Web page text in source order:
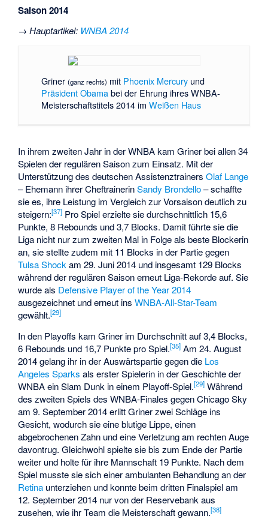
Saison 2014
→Hauptartikel: WNBA 2014
Griner (ganz rechts) mit Phoenix Mercuryund
Präsident Obamabei der Ehrung ihres WNBA-
Meisterschaftstitels 2014 im Weißen Haus
In ihrem zweiten Jahr in der WNBA kam Griner bei allen 34
Spielen der regulären Saison zum Einsatz. Mit der
Unterstützung des deutschen AssistenztrainersOlaf Lange
– Ehemann ihrer CheftrainerinSandy Brondello– schaffte
sie es, ihre Leistung im Vergleich zur Vorsaison deutlich zu
steigern:[37] Pro Spiel erzielte sie durchschnittlich 15,6
Punkte, 8 Rebounds und 3,7 Blocks. Damit führte sie die
Liga nicht nur zum zweiten Mal in Folge als beste Blockerin
an, sie stellte zudem mit 11 Blocks in der Partie gegen
Tulsa Shock am 29. Juni 2014 und insgesamt 129 Blocks
während der regulären Saison erneut Liga-Rekorde auf. Sie
wurde als Defensive Player of the Year 2014
ausgezeichnet und erneut insWNBA-All-Star-Team
gewählt.[29]
In den Playoffs kam Griner im Durchschnitt auf 3,4 Blocks,
6 Rebounds und 16,7 Punkte pro Spiel.[35] Am 24. August
2014 gelang ihr in der Auswärtspartie gegen die Los
Angeles Sparks als erster Spielerin in der Geschichte der
WNBA ein Slam Dunk in einem Playoff-Spiel.[29] Während
des zweiten Spiels des WNBA-Finales gegen Chicago Sky
am 9. September 2014 erlitt Griner zwei Schläge ins
Gesicht, wodurch sie eine blutige Lippe, einen
abgebrochenen Zahn und eine Verletzung am rechten Auge
davontrug. Gleichwohl spielte sie bis zum Ende der Partie
weiter und holte für ihre Mannschaft 19 Punkte. Nach dem
Spiel musste sie sich einer ambulanten Behandlung an der
Retina unterziehen und konnte beim dritten Finalspiel am
12. September 2014 nur von der Reservebank aus
zusehen, wie ihr Team die Meisterschaft gewann.[38]